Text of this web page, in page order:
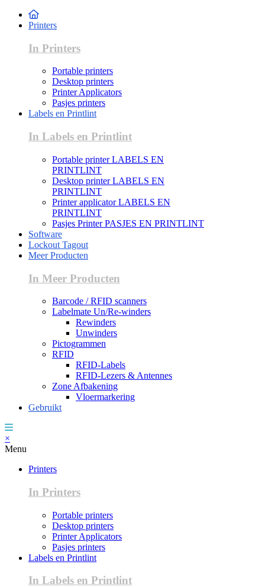
Printers
In Printers
Portable printers
Desktop printers
Printer Applicators
Pasjes printers
Labels en Printlint
In Labels en Printlint
Portable printer LABELS EN
PRINTLINT
Desktop printer LABELS EN
PRINTLINT
Printer applicator LABELS EN
PRINTLINT
Pasjes Printer PASJES EN PRINTLINT
Software
Lockout Tagout
Meer Producten
In Meer Producten
Barcode / RFID scanners
Labelmate Un/Re-winders
Rewinders
Unwinders
Pictogrammen
RFID
RFID-Labels
RFID-Lezers & Antennes
Zone Afbakening
Vloermarkering
Gebruikt
×
Menu
Printers
In Printers
Portable printers
Desktop printers
Printer Applicators
Pasjes printers
Labels en Printlint
In Labels en Printlint